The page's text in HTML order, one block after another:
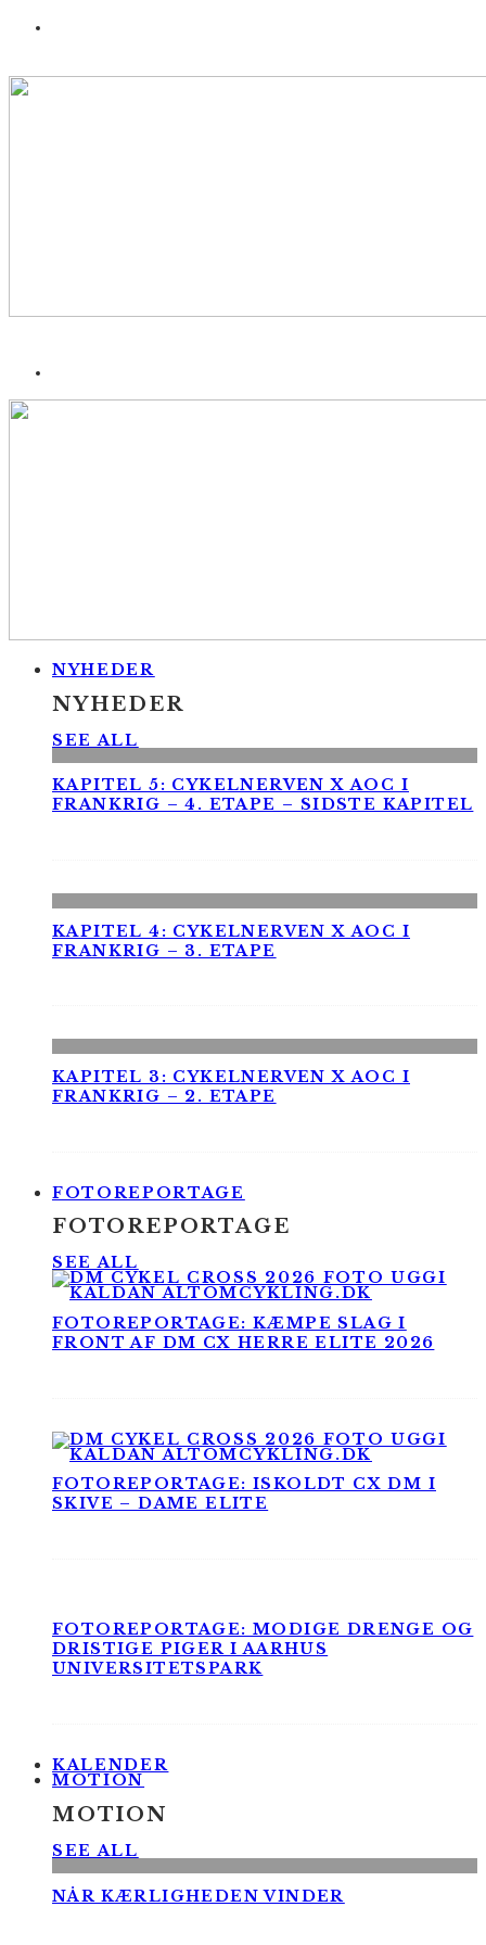
NYHEDER
NYHEDER
SEE ALL
KAPITEL 5: CYKELNERVEN X AOC I
FRANKRIG – 4. ETAPE – SIDSTE KAPITEL
KAPITEL 4: CYKELNERVEN X AOC I
FRANKRIG – 3. ETAPE
KAPITEL 3: CYKELNERVEN X AOC I
FRANKRIG – 2. ETAPE
FOTOREPORTAGE
FOTOREPORTAGE
SEE ALL
FOTOREPORTAGE: KÆMPE SLAG I
FRONT AF DM CX HERRE ELITE 2026
FOTOREPORTAGE: ISKOLDT CX DM I
SKIVE – DAME ELITE
FOTOREPORTAGE: MODIGE DRENGE OG
DRISTIGE PIGER I AARHUS
UNIVERSITETSPARK
KALENDER
MOTION
MOTION
SEE ALL
NÅR KÆRLIGHEDEN VINDER